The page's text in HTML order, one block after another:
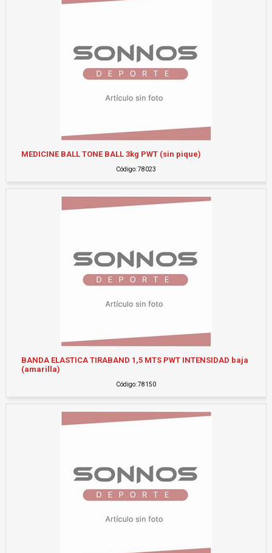
MEDICINE BALL TONE BALL 3kg PWT (sin pique)
Código: 78023
BANDA ELASTICA TIRABAND 1,5 MTS PWT INTENSIDAD baja
(amarilla)
Código: 78150